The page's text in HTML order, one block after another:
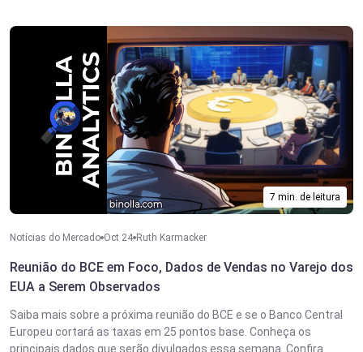
7 min. de leitura
Notícias do Mercado Oct 24 Ruth Karmacker
Reunião do BCE em Foco, Dados de Vendas no Varejo dos
EUA a Serem Observados
Saiba mais sobre a próxima reunião do BCE e se o Banco Central
Europeu cortará as taxas em 25 pontos base. Conheça os
principais dados que serão divulgados essa semana. Confira